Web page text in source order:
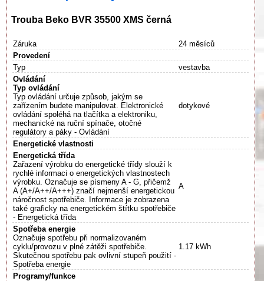
Trouba Beko BVR 35500 XMS černá
Záruka
24 měsíců
Provedení
Typ
vestavba
Ovládání
Typ ovládání
Typ ovládání určuje způsob, jakým se
zařízením budete manipulovat. Elektronické
ovládání spoléhá na tlačítka a elektroniku,
mechanické na ruční spínače, otočné
regulátory a páky - Ovládání
dotykové
Energetické vlastnosti
Energetická třída
Zařazení výrobku do energetické třídy slouží k
rychlé informaci o energetických vlastnostech
výrobku. Označuje se písmeny A - G, přičemž
A (A+/A++/A+++) značí nejmenší energetickou
náročnost spotřebiče. Informace je zobrazena
také graficky na energetickém štítku spotřebiče
- Energetická třída
A
Spotřeba energie
Označuje spotřebu při normalizovaném
cyklu/provozu v plné zátěži spotřebiče.
Skutečnou spotřebu pak ovlivní stupeň použití -
Spotřeba energie
1.17 kWh
Programy/funkce